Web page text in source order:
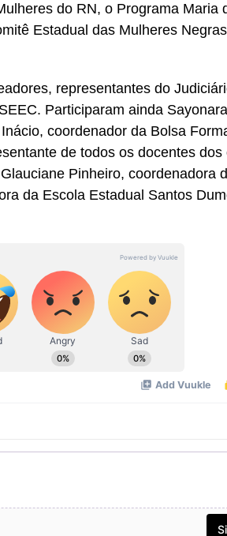
do RN, o Programa Maria
Estadual das Mulheres Negras
representantes do
Participaram ainda
coordenador da Bolsa
de todos os docentes dos
Pinheiro, coordenadora
da Escola Estadual Santos